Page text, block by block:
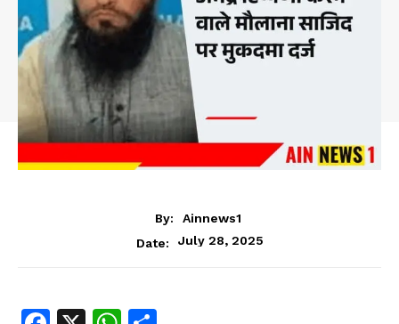
By:
Ainnews1
Date:
July 28, 2025